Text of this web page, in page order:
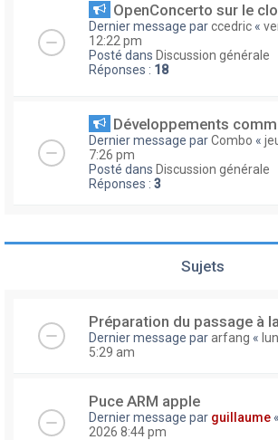
OpenConcerto sur le
Dernier message parccedric «
12:22 pm
Posté dans Discussion générale
Réponses : 18
Développements
Dernier message parCombo «
7:26 pm
Posté dans Discussion générale
Réponses : 3
Sujets
Préparation du passage à
Dernier message pararfang «
5:29 am
Puce ARM apple
Dernier message par guillaume «
2026 8:44 pm